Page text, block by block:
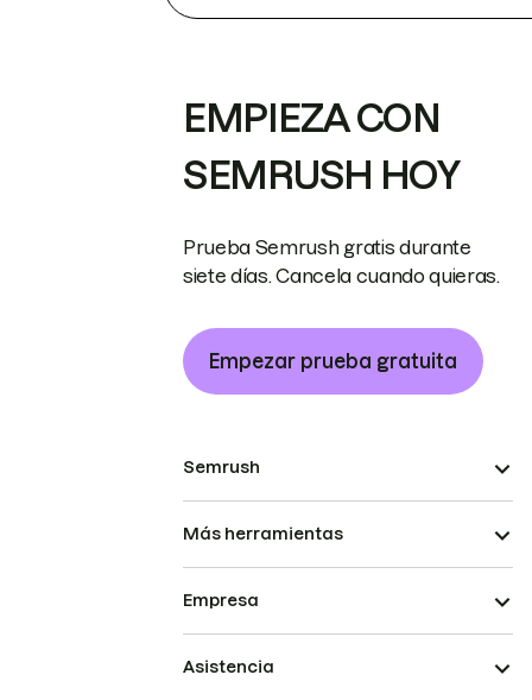
EMPIEZA CON
SEMRUSH HOY
Prueba Semrush gratis durante
siete días. Cancela cuando quieras.
Empezar prueba gratuita
Semrush
Más herramientas
Empresa
Asistencia